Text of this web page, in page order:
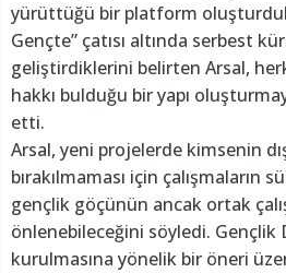
yürüttüğü bir platform
Gençte” çatısı altında serbest
geliştirdiklerini belirten Arsal,
hakkı bulduğu bir yapı
etti.
Arsal, yeni projelerde kimsenin
bırakılmaması için çalışmaların
gençlik göçünün ancak ortak
önlenebileceğini söyledi. Gençlik
kurulmasına yönelik bir öneri